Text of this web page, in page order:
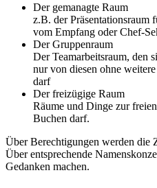
Der gemanagte Raum
z.B. der Präsentationsraum
vom Empfang oder Chef-
Der Gruppenraum
Der Teamarbeitsraum, den
nur von diesen ohne
darf
Der freizügige Raum
Räume und Dinge zur
Buchen darf.
Über Berechtigungen werden die
Über entsprechende
Gedanken machen.